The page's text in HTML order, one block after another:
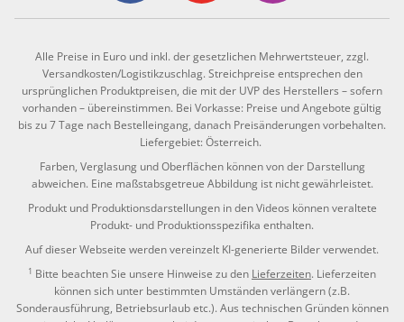
Alle Preise in Euro und inkl. der gesetzlichen Mehrwertsteuer, zzgl.
Versandkosten/Logistikzuschlag. Streichpreise entsprechen den
ursprünglichen Produktpreisen, die mit der UVP des Herstellers – sofern
vorhanden – übereinstimmen. Bei Vorkasse: Preise und Angebote gültig
bis zu 7 Tage nach Bestelleingang, danach Preisänderungen vorbehalten.
Liefergebiet: Österreich.
Farben, Verglasung und Oberflächen können von der Darstellung
abweichen. Eine maßstabsgetreue Abbildung ist nicht gewährleistet.
Produkt und Produktionsdarstellungen in den Videos können veraltete
Produkt- und Produktionsspezifika enthalten.
Auf dieser Webseite werden vereinzelt KI-generierte Bilder verwendet.
1 Bitte beachten Sie unsere Hinweise zu den Lieferzeiten. Lieferzeiten
können sich unter bestimmten Umständen verlängern (z.B.
Sonderausführung, Betriebsurlaub etc.). Aus technischen Gründen können